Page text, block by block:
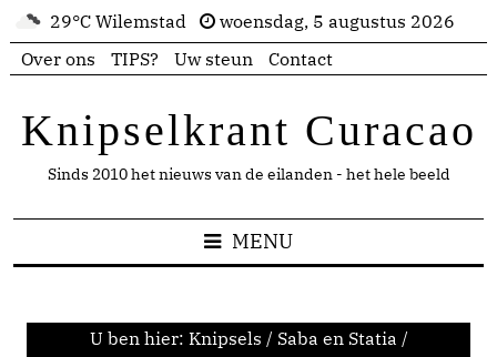
29°C Wilemstad
woensdag, 5 augustus 2026
Over ons
TIPS? Uw steun Contact
Knipselkrant Curacao
Sinds 2010 het nieuws van de eilanden - het hele beeld
MENU
U ben hier: Knipsels / Saba en Statia /